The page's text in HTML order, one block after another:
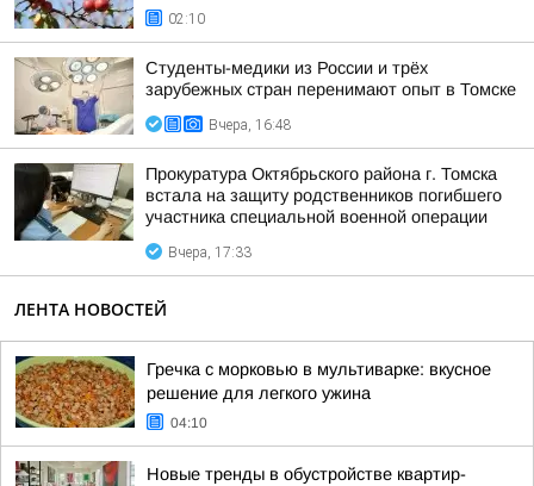
02:10
Студенты-медики из России и трёх
зарубежных стран перенимают опыт в Томске
Вчера, 16:48
Прокуратура Октябрьского района г. Томска
встала на защиту родственников погибшего
участника специальной военной операции
Вчера, 17:33
ЛЕНТА НОВОСТЕЙ
Гречка с морковью в мультиварке: вкусное
решение для легкого ужина
04:10
Новые тренды в обустройстве квартир-